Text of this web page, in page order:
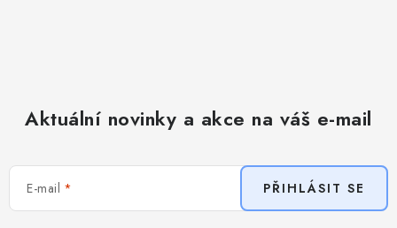
Aktuální novinky a akce na váš e-mail
E-mail PŘIHLÁSIT SE